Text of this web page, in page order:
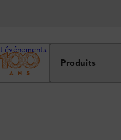
Produits
événements